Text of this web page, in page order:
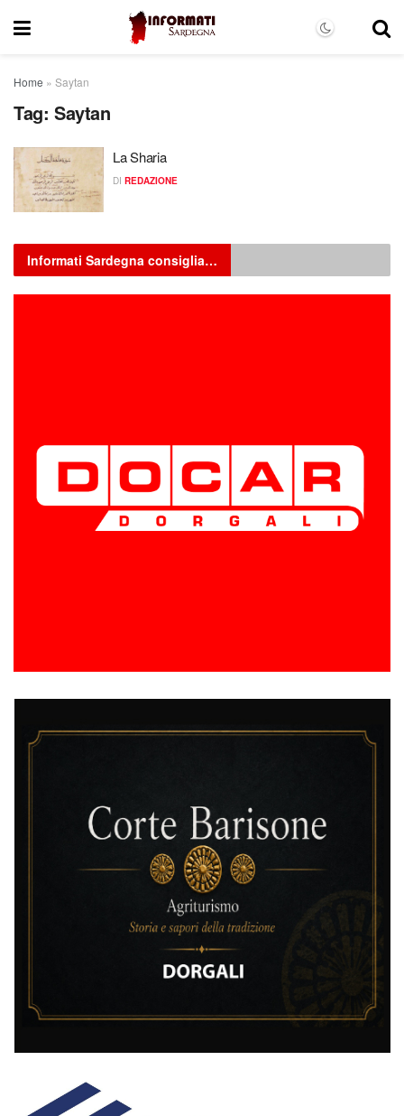
Home » Saytan
Tag: Saytan
La Sharia
DI REDAZIONE
Informati Sardegna consiglia…